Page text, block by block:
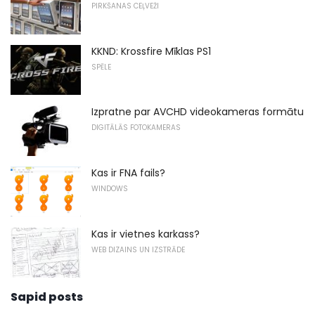
PIRKŠANAS CEĻVEŽI
KKND: Krossfire Mīklas PS1
SPĒLE
Izpratne par AVCHD videokameras formātu
DIGITĀLĀS FOTOKAMERAS
Kas ir FNA fails?
WINDOWS
Kas ir vietnes karkass?
WEB DIZAINS UN IZSTRĀDE
Sapid posts